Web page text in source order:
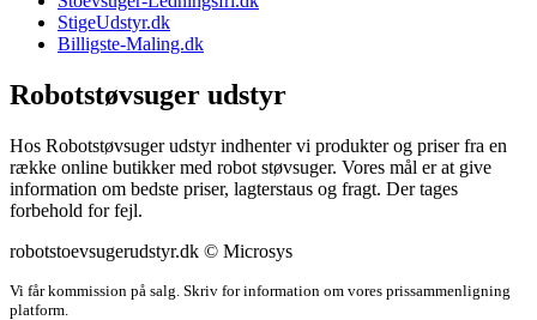
StigeUdstyr.dk
Billigste-Maling.dk
Robotstøvsuger udstyr
Hos Robotstøvsuger udstyr indhenter vi produkter og priser fra en
række online butikker med robot støvsuger. Vores mål er at give
information om bedste priser, lagterstaus og fragt. Der tages
forbehold for fejl.
robotstoevsugerudstyr.dk © Microsys
Vi får kommission på salg. Skriv for information om vores prissammenligning
platform.